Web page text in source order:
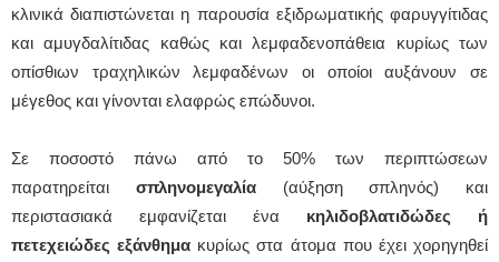
κλινικά διαπιστώνεται η παρουσία εξιδρωματικής φαρυγγίτιδας
και αμυγδαλίτιδας καθώς και λεμφαδενοπάθεια κυρίως των
οπίσθιων τραχηλικών λεμφαδένων οι οποίοι αυξάνουν σε
μέγεθος και γίνονται ελαφρώς επώδυνοι.
Σε ποσοστό πάνω από το 50% των περιπτώσεων
παρατηρείται σπληνομεγαλία (αύξηση σπληνός) και
περιστασιακά εμφανίζεται ένα κηλιδοβλατιδώδες ή
πετεχειώδες εξάνθημα κυρίως στα άτομα που έχει χορηγηθεί